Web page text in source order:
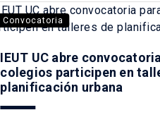
Convocatoria
IEUT UC abre
colegios participen en
planificación urbana